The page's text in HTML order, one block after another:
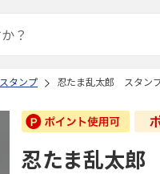
スタンプ 忍たま乱太郎 スタン
忍たま乱太